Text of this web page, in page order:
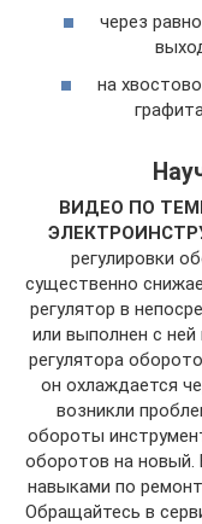
через
на
ВИДЕО ПО
регулировки
существенно
регулятор в
или выполнен с
регулятора
он охлаждается
возникли
обороты
оборотов на новый.
навыками по
Обращайтесь в